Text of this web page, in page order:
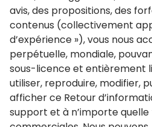
avis, des propositions, des
contenus (collectivement
d’expérience »), vous nous
perpétuelle, mondiale,
sous-licence et entièrement
utiliser, reproduire, modifier,
afficher ce Retour
support et à n’importe quelle